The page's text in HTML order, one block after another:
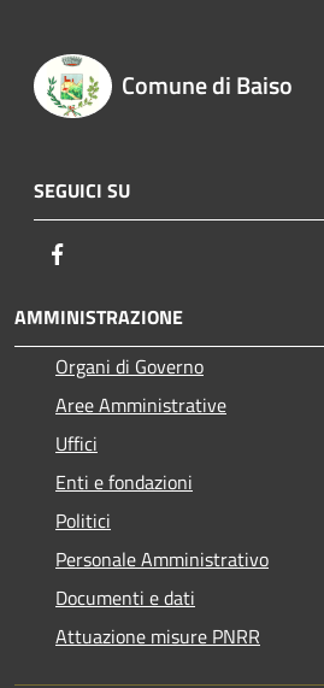
Comune di Baiso
SEGUICI SU
AMMINISTRAZIONE
Organi di Governo
Aree Amministrative
Uffici
Enti e fondazioni
Politici
Personale Amministrativo
Documenti e dati
Attuazione misure PNRR